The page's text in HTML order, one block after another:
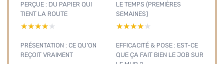
PERÇUE : DU PAPIER QUI
TIENT LA ROUTE
★★★★★
★★★★★
LE TEMPS (PREMIÈRES
SEMAINES)
★★★★★
★★★★★
PRÉSENTATION : CE QU’ON
REÇOIT VRAIMENT
EFFICACITÉ & POSE : EST-CE
QUE ÇA FAIT BIEN LE JOB SUR